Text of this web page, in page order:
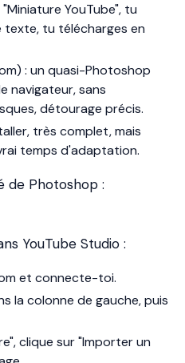
YouTube", tu
tu télécharges en
: un quasi-Photoshop
navigateur, sans
détourage précis.
très complet, mais
temps d'adaptation.
de Photoshop :
YouTube Studio :
et connecte-toi.
la colonne de gauche, puis
clique sur "Importer un